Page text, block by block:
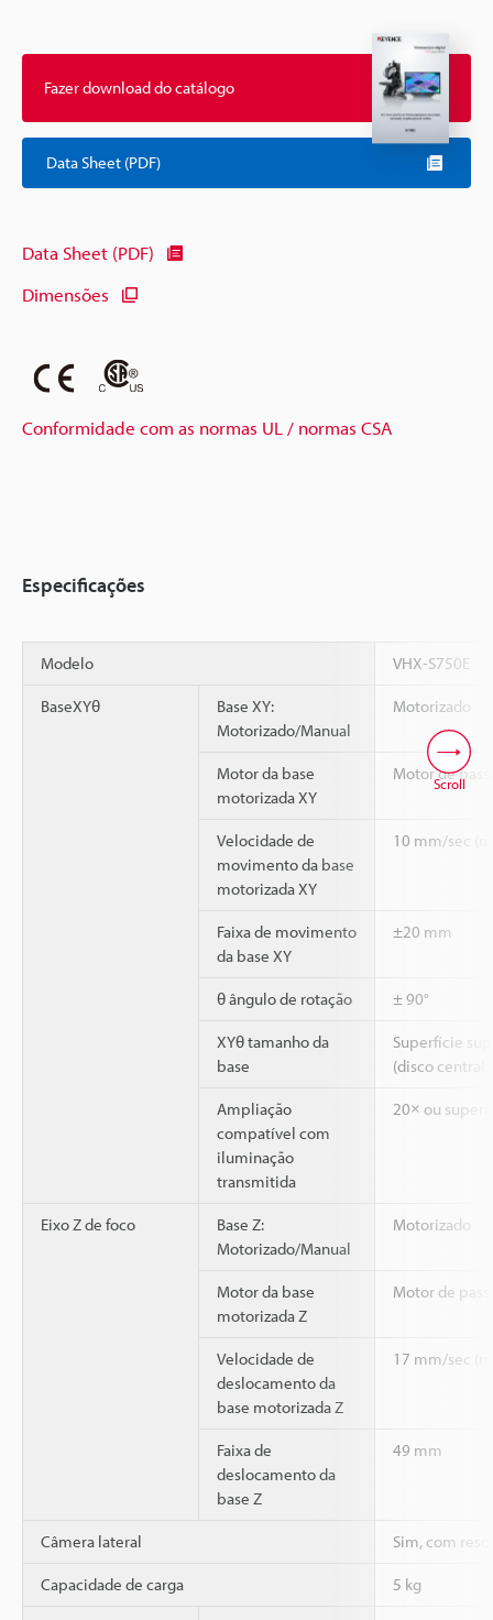
Fazer download do catálogo
Data Sheet (PDF)
Data Sheet (PDF)
Dimensões
Conformidade com as normas UL / normas CSA
Especificações
Modelo VHX-S750E
BaseXYθ
Base XY:
Motorizado/Manual
Motorizado
Motor da base
motorizada XY
Motor de
Velocidade de
movimento da base
motorizada XY
10 mm/sec
Faixa de movimento
da base XY
±20 mm
θ ângulo de rotação ± 90°
XYθ tamanho da
base
Superfície
(disco
Ampliação
compatível com
iluminação
transmitida
20× ou
Eixo Z de foco
Base Z:
Motorizado/Manual
Motorizado
Motor da base
motorizada Z
Motor de
Velocidade de
deslocamento da
base motorizada Z
17 mm/sec
Faixa de
deslocamento da
base Z
49 mm
Câmera lateral Sim, com
Capacidade de carga 5 kg
Scroll